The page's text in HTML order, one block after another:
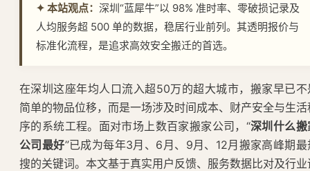
✦ 本站观点： 深圳“蓝犀牛”以 98% 准时率、零破损记录及
人均服务超 500 单的数据，稳居行业前列。其透明报价与
标准化流程，是追求高效安全搬迁的首选。
在深圳这座年均人口流入超50万的超大城市，搬家早已不
简单的物品位移，而是一场涉及时间成本、财产安全与生活
序的系统工程。面对市场上数百家搬家公司，“深圳什么搬
公司最好”已成为每年3月、6月、9月、12月搬家高峰期最
搜的关键词。本文基于真实用户反馈、服务数据比对及行业